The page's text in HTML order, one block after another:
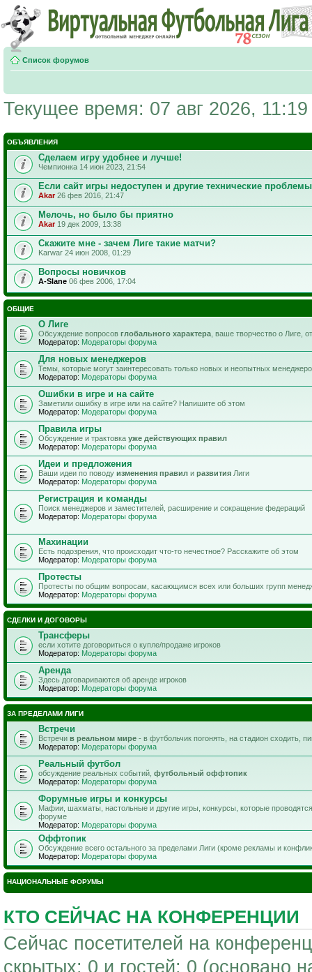
Список форумов
Текущее время: 07 авг 2026, 11:19
ОБЪЯВЛЕНИЯ
Сделаем игру удобнее и лучше!
Чемпионка 14 июн 2023, 21:54
Если сайт игры недоступен и другие технические проблемы
Akar26 фев 2016, 21:47
Мелочь, но было бы приятно
Akar19 дек 2009, 13:38
Скажите мне - зачем Лиге такие матчи?
Karwar 24 июн 2008, 01:29
Вопросы новичков
A-Slane 06 фев 2006, 17:04
ОБЩИЕ
О Лиге
Обсуждение вопросов глобального характера , ваше творчество о Лиге,
Модератор: Модераторы форума
Для новых менеджеров
Темы, которые могут заинтересовать только новых и неопытных
Модератор: Модераторы форума
Ошибки в игре и на сайте
Заметили ошибку в игре или на сайте? Напишите об этом
Модератор: Модераторы форума
Правила игры
Обсуждение и трактовка уже действующих правил
Модератор: Модераторы форума
Идеи и предложения
Ваши идеи по поводу изменения правил и развития Лиги
Модератор: Модераторы форума
Регистрация и команды
Поиск менеджеров и заместителей, расширение и сокращение федераций
Модератор: Модераторы форума
Махинации
Есть подозрения, что происходит что-то нечестное? Расскажите об этом
Модератор: Модераторы форума
Протесты
Протесты по общим вопросам, касающимся всех или больших групп
Модератор: Модераторы форума
СДЕЛКИ И ДОГОВОРЫ
Трансферы
если хотите договориться о купле/продаже игроков
Модератор: Модераторы форума
Аренда
Здесь договариваются об аренде игроков
Модератор: Модераторы форума
ЗА ПРЕДЕЛАМИ ЛИГИ
Встречи
Встречи в реальном мире - в футбольчик погонять, на стадион сходить,
Модератор: Модераторы форума
Реальный футбол
обсуждение реальных событий, футбольный оффтопик
Модератор: Модераторы форума
Форумные игры и конкурсы
Мафии, шахматы, настольные и другие игры, конкурсы, которые
форуме
Модератор: Модераторы форума
Оффтопик
Обсуждение всего остального за пределами Лиги (кроме рекламы и
Модератор: Модераторы форума
НАЦИОНАЛЬНЫЕ ФОРУМЫ
КТО СЕЙЧАС НА КОНФЕРЕНЦИИ
Сейчас посетителей на
скрытых: 0 и гостей: 0 (основано